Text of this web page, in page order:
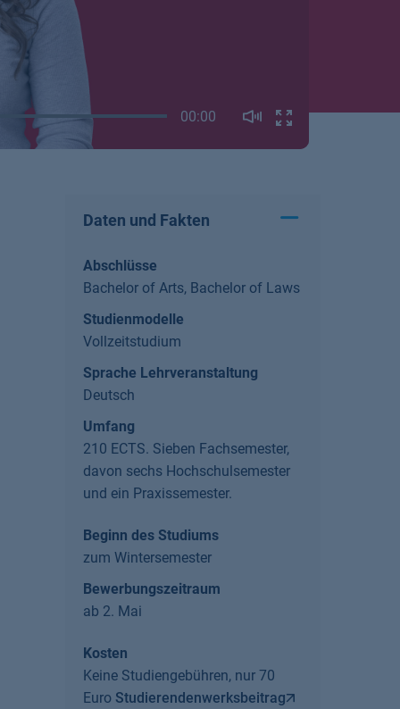
00:00
Daten und Fakten
Abschlüsse
Bachelor of Arts, Bachelor of Laws
Studienmodelle
Vollzeitstudium
Sprache Lehrveranstaltung
Deutsch
Umfang
210 ECTS. Sieben Fachsemester,
davon sechs Hochschulsemester
und ein Praxissemester.
Beginn des Studiums
zum Wintersemester
Bewerbungszeitraum
ab 2. Mai
Kosten
Keine Studiengebühren, nur 70
Euro Studierendenwerksbeitrag